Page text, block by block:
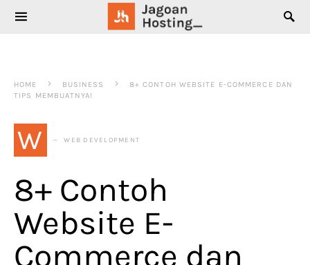
SEARCH FOR:
HOME BUSINESS
8+ CONTOH WEBSITE E-COMMERCE DAN
TIPS MEMBUATNYA!
W WEB DEVELOPMENT
8+ Contoh
Website E-
Commerce dan